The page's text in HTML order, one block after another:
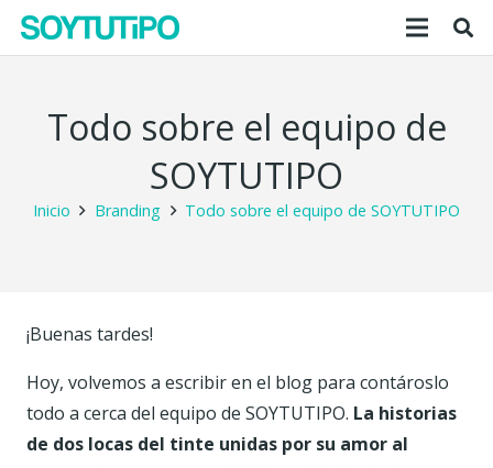
Todo sobre el equipo de
SOYTUTIPO
Inicio Branding Todo sobre el equipo de SOYTUTIPO
¡Buenas tardes!
Hoy, volvemos a escribir en el blog para contároslo
todo a cerca del equipo de SOYTUTIPO. La historias
de dos locas del tinte unidas por su amor al